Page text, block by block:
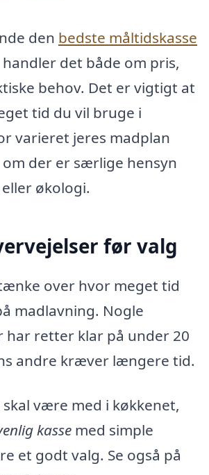
den bedste måltidskasse
det både om pris,
behov. Det er vigtigt at
tid du vil bruge i
varieret jeres madplan
der er særlige hensyn
økologi.
før valg
over hvor meget tid
madlavning. Nogle
har retter klar på under 20
andre kræver længere tid.
være med i køkkenet,
kasse med simple
et godt valg. Se også på